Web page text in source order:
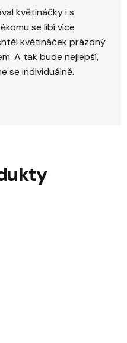
květináčky i s
se líbí více
květináček prázdný
A tak bude nejlepší,
se individuálně.